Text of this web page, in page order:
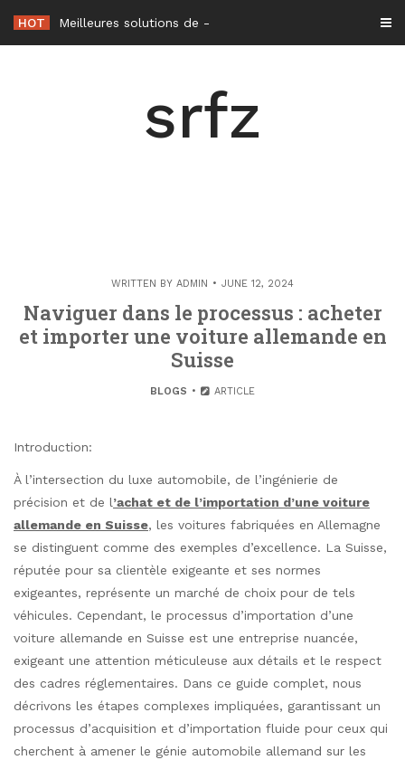
content
HOT
srfz
WRITTEN BY ADMIN JUNE 12, 2024
Naviguer dans le processus : acheter
et importer une voiture allemande en
Suisse
BLOGS ARTICLE
Introduction:
À l’intersection du luxe automobile, de l’ingénierie de
précision et de l’achat et de l’importation d’une voiture
allemande en Suisse, les voitures fabriquées en Allemagne
se distinguent comme des exemples d’excellence. La Suisse,
réputée pour sa clientèle exigeante et ses normes
exigeantes, représente un marché de choix pour de tels
véhicules. Cependant, le processus d’importation d’une
voiture allemande en Suisse est une entreprise nuancée,
exigeant une attention méticuleuse aux détails et le respect
des cadres réglementaires. Dans ce guide complet, nous
décrivons les étapes complexes impliquées, garantissant un
processus d’acquisition et d’importation fluide pour ceux qui
cherchent à amener le génie automobile allemand sur les